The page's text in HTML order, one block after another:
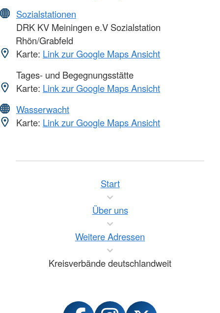
Sozialstationen
DRK KV Meiningen e.V Sozialstation
Rhön/Grabfeld
Karte: Link zur Google Maps Ansicht
Tages- und Begegnungsstätte
Karte: Link zur Google Maps Ansicht
Wasserwacht
Karte: Link zur Google Maps Ansicht
Start
Über uns
Weitere Adressen
Kreisverbände deutschlandweit